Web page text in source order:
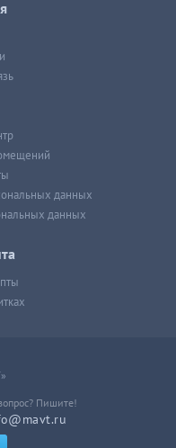
данных
данных
Пишите!